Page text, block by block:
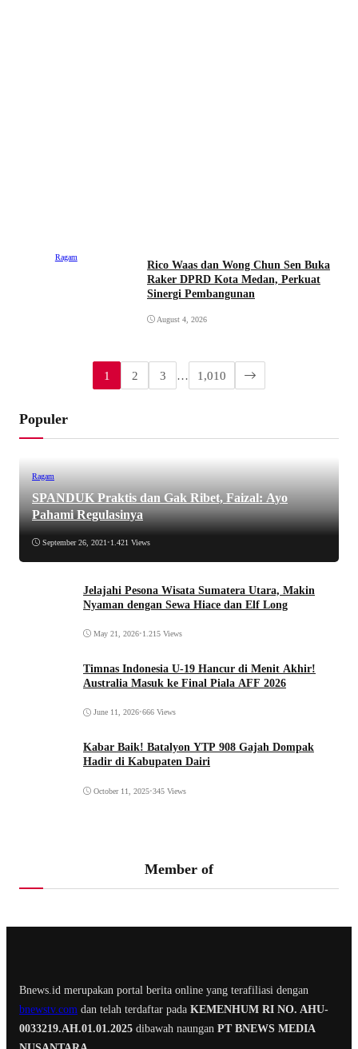
Ragam
Rico Waas dan Wong Chun Sen Buka
Raker DPRD Kota Medan, Perkuat
Sinergi Pembangunan
August 4, 2026
1 2 3 … 1,010
Populer
Ragam
SPANDUK Praktis dan Gak Ribet, Faizal: Ayo
Pahami Regulasinya
September 26, 2021 •1.421 Views
Jelajahi Pesona Wisata Sumatera Utara, Makin
Nyaman dengan Sewa Hiace dan Elf Long
May 21, 2026•1.215 Views
Timnas Indonesia U-19 Hancur di Menit Akhir!
Australia Masuk ke Final Piala AFF 2026
June 11, 2026•666 Views
Kabar Baik! Batalyon YTP 908 Gajah Dompak
Hadir di Kabupaten Dairi
October 11, 2025•345 Views
Member of
Bnews.id merupakan portal berita online yang terafiliasi dengan
bnewstv.com dan telah terdaftar pada KEMENHUM RI NO. AHU-
0033219.AH.01.01.2025 dibawah naungan PT BNEWS MEDIA